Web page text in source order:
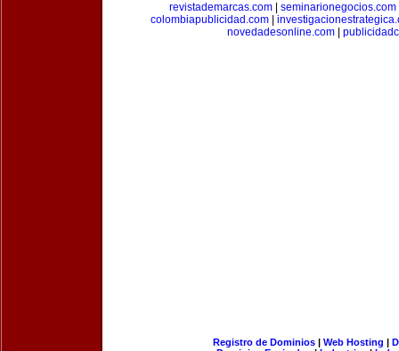
revistademarcas.com
seminarionegocios.com
colombiapublicidad.com
novedadesonline.com|
Registro de Dominios| Web Hosting |